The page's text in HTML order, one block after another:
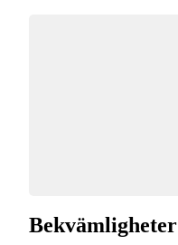
Bekvämligheter